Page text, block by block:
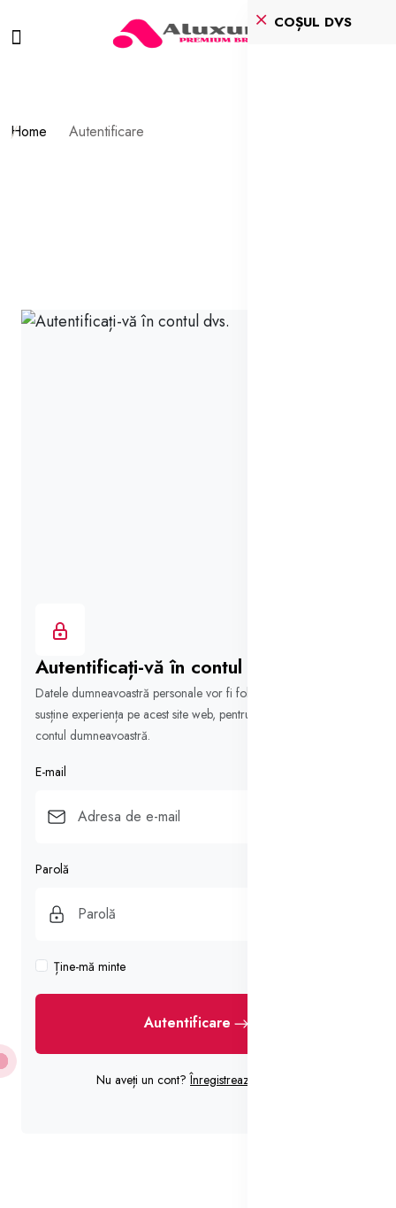
COȘUL DVS
Home Autentificare
Autentificați-vă în contul dvs.
Datele dumneavoastră personale vor fi folosite pentru a vă
susține experiența pe acest site web, pentru a gestiona accesul la
contul dumneavoastră.
E-mail
Parolă
Ține-mă minte
Autentificare
Nu aveți un cont? Înregistrează-te acum